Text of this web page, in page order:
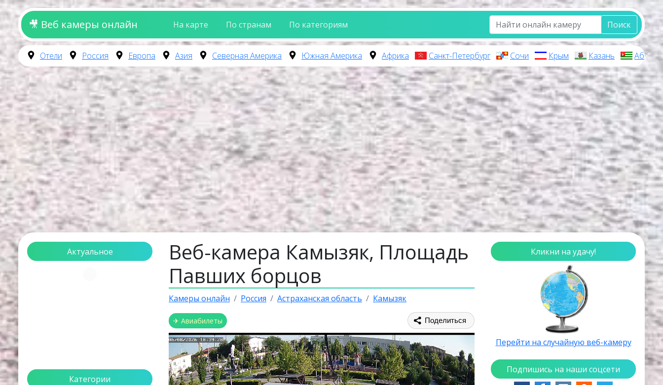
🎥 Веб камеры онлайн На карте По странам По категориям Поиск
Отели Россия Европа Азия Северная Америка Южная Америка Африка Санкт-Петербург Сочи Крым Казань
Актуальное
Категории
Веб-камера Камызяк, Площадь
Павших борцов
Камеры онлайн Россия Астраханская область Камызяк
✈ Авиабилеты Поделиться
Кликни на удачу!
Перейти на случайную веб-камеру
Подпишись на наши соцсети